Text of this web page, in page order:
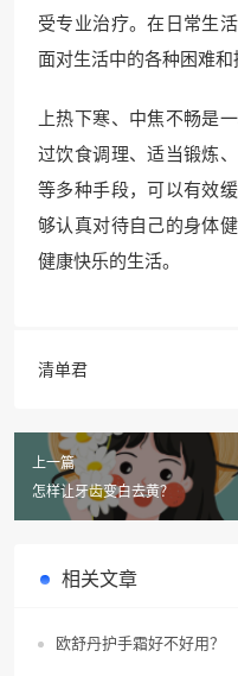
受专业治疗。在日常生
面对生活中的各种困难和
上热下寒、中焦不畅是
过饮食调理、适当锻炼
等多种手段，可以有效
够认真对待自己的身体
健康快乐的生活。
清单君
上一篇
怎样让牙齿变白去黄？
相关文章
欧舒丹护手霜好不好用？